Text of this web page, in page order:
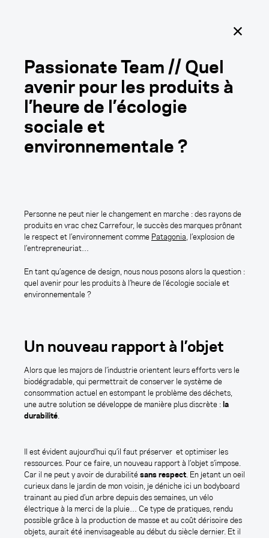
Passionate Team // Quel
avenir pour les produits à
l’heure de l’écologie
sociale et
environnementale ?
Personne ne peut nier le changement en marche : des rayons de
produits en vrac chez Carrefour, le succès des marques prônant
le respect et l’environnement comme Patagonia, l’explosion de
l’entrepreneuriat…
En tant qu’agence de design, nous nous posons alors la question :
quel avenir pour les produits à l’heure de l’écologie sociale et
environnementale ?
Un nouveau rapport à l’objet
Alors que les majors de l’industrie orientent leurs efforts vers le
biodégradable, qui permettrait de conserver le système de
consommation actuel en estompant le problème des déchets,
une autre solution se développe de manière plus discrète :la
durabilité.
Il est évident aujourd’hui qu’il faut préserver et optimiser les
ressources. Pour ce faire, un nouveau rapport à l’objet s’impose.
Car il ne peut y avoir de durabilitésans respect. En jetant un oeil
curieux dans le jardin de mon voisin, je déniche ici un bodyboard
trainant au pied d’un arbre depuis des semaines, un vélo
électrique à la merci de la pluie… Ce type de pratiques, rendu
possible grâce à la production de masse et au coût dérisoire des
objets, aurait été inenvisageable au début du siècle dernier. Et il
Tomorrow is coming.
Ouvrir
le
Passionate Team // Quel avenir
pour les produits à l’heure de
l’écologie sociale et
environnementale ?
OUTERCRAFT est une Agence de
Design Produit Produit spécialisée en
Innovation.
Contact
L'agence :
Fabulous Future
4 bis rue de Lestandeau
64600 Anglet - France
Paris
Schoolab Saint-Lazare
15 Rue de Milan
75009 Paris